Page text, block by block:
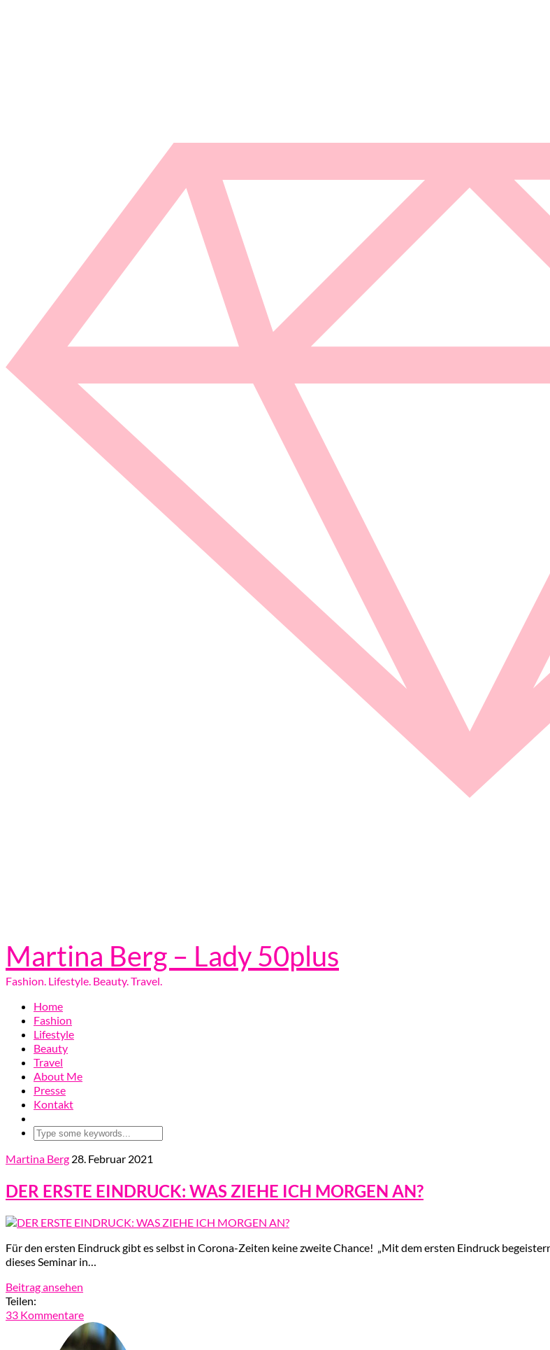
Martina Berg – Lady 50plus
Fashion. Lifestyle. Beauty. Travel.
Home
Fashion
Lifestyle
Beauty
Travel
About Me
Presse
Kontakt
Martina Berg 28. Februar 2021
DER ERSTE EINDRUCK: WAS ZIEHE ICH MORGEN AN?
Für den ersten Eindruck gibt es selbst in Corona-Zeiten keine zweite Chance! „Mit dem ersten Eindruck
dieses Seminar in…
Beitrag ansehen
Teilen:
33 Kommentare